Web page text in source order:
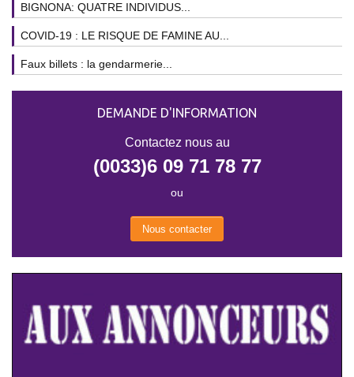
BIGNONA: QUATRE INDIVIDUS...
COVID-19 : LE RISQUE DE FAMINE AU...
Faux billets : la gendarmerie...
DEMANDE D'INFORMATION
Contactez nous au
(0033)6 09 71 78 77
ou
Nous contacter